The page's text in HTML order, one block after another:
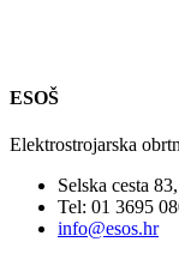
ESOŠ
Elektrostrojarska
Selska cesta
Tel: 01 3695
info@esos.hr